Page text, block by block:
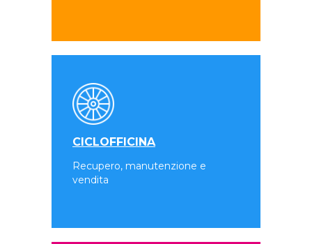
CICLOFFICINA
Recupero, manutenzione e
vendita